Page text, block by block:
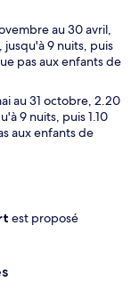
au 30 avril,
jusqu'à 9 nuits, puis
pas aux enfants de
au 31 octobre, 2.20
9 nuits, puis 1.10
aux enfants de
est proposé